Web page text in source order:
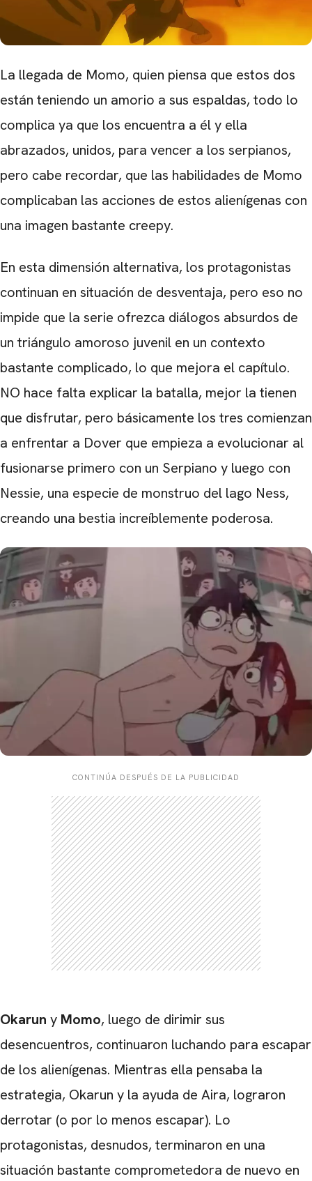
La llegada de Momo, quien piensa que estos dos
están teniendo un amorio a sus espaldas, todo lo
complica ya que los encuentra a él y ella
abrazados, unidos, para vencer a los serpianos,
pero cabe recordar, que las habilidades de Momo
complicaban las acciones de estos alienígenas con
una imagen bastante creepy.
En esta dimensión alternativa, los protagonistas
continuan en situación de desventaja, pero eso no
impide que la serie ofrezca diálogos absurdos de
un triángulo amoroso juvenil en un contexto
bastante complicado, lo que mejora el capítulo.
NO hace falta explicar la batalla, mejor la tienen
que disfrutar, pero básicamente los tres comienzan
a enfrentar a Dover que empieza a evolucionar al
fusionarse primero con un Serpiano y luego con
Nessie, una especie de monstruo del lago Ness,
creando una bestia increíblemente poderosa.
CONTINÚA DESPUÉS DE LA PUBLICIDAD
Okarun y Momo, luego de dirimir sus
desencuentros, continuaron luchando para escapar
de los alienígenas. Mientras ella pensaba la
estrategia, Okarun y la ayuda de Aira, lograron
derrotar (o por lo menos escapar). Lo
protagonistas, desnudos, terminaron en una
situación bastante comprometedora de nuevo en